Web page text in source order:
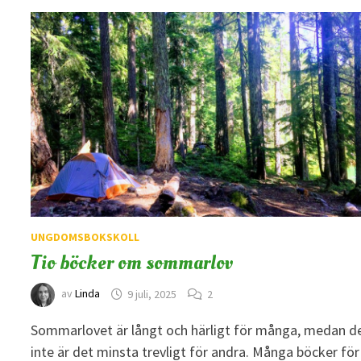
UNGDOMSBOKSKOLL
Tio böcker om sommarlov
avLinda 9 juli, 2025 2
Sommarlovet är långt och härligt för många, medan
inte är det minsta trevligt för andra. Många böcker för